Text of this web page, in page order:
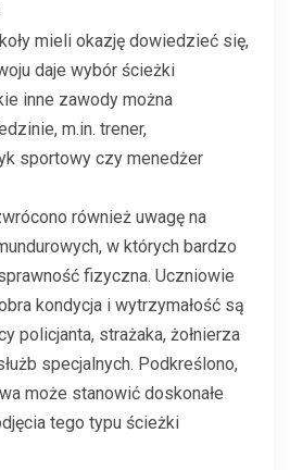
mieli okazję dowiedzieć się,
daje wybór ścieżki
inne zawody można
m.in. trener,
sportowy czy menedżer
również uwagę na
w których bardzo
fizyczna. Uczniowie
kondycja i wytrzymałość są
policjanta, strażaka, żołnierza
specjalnych. Podkreślono,
może stanowić doskonałe
tego typu ścieżki